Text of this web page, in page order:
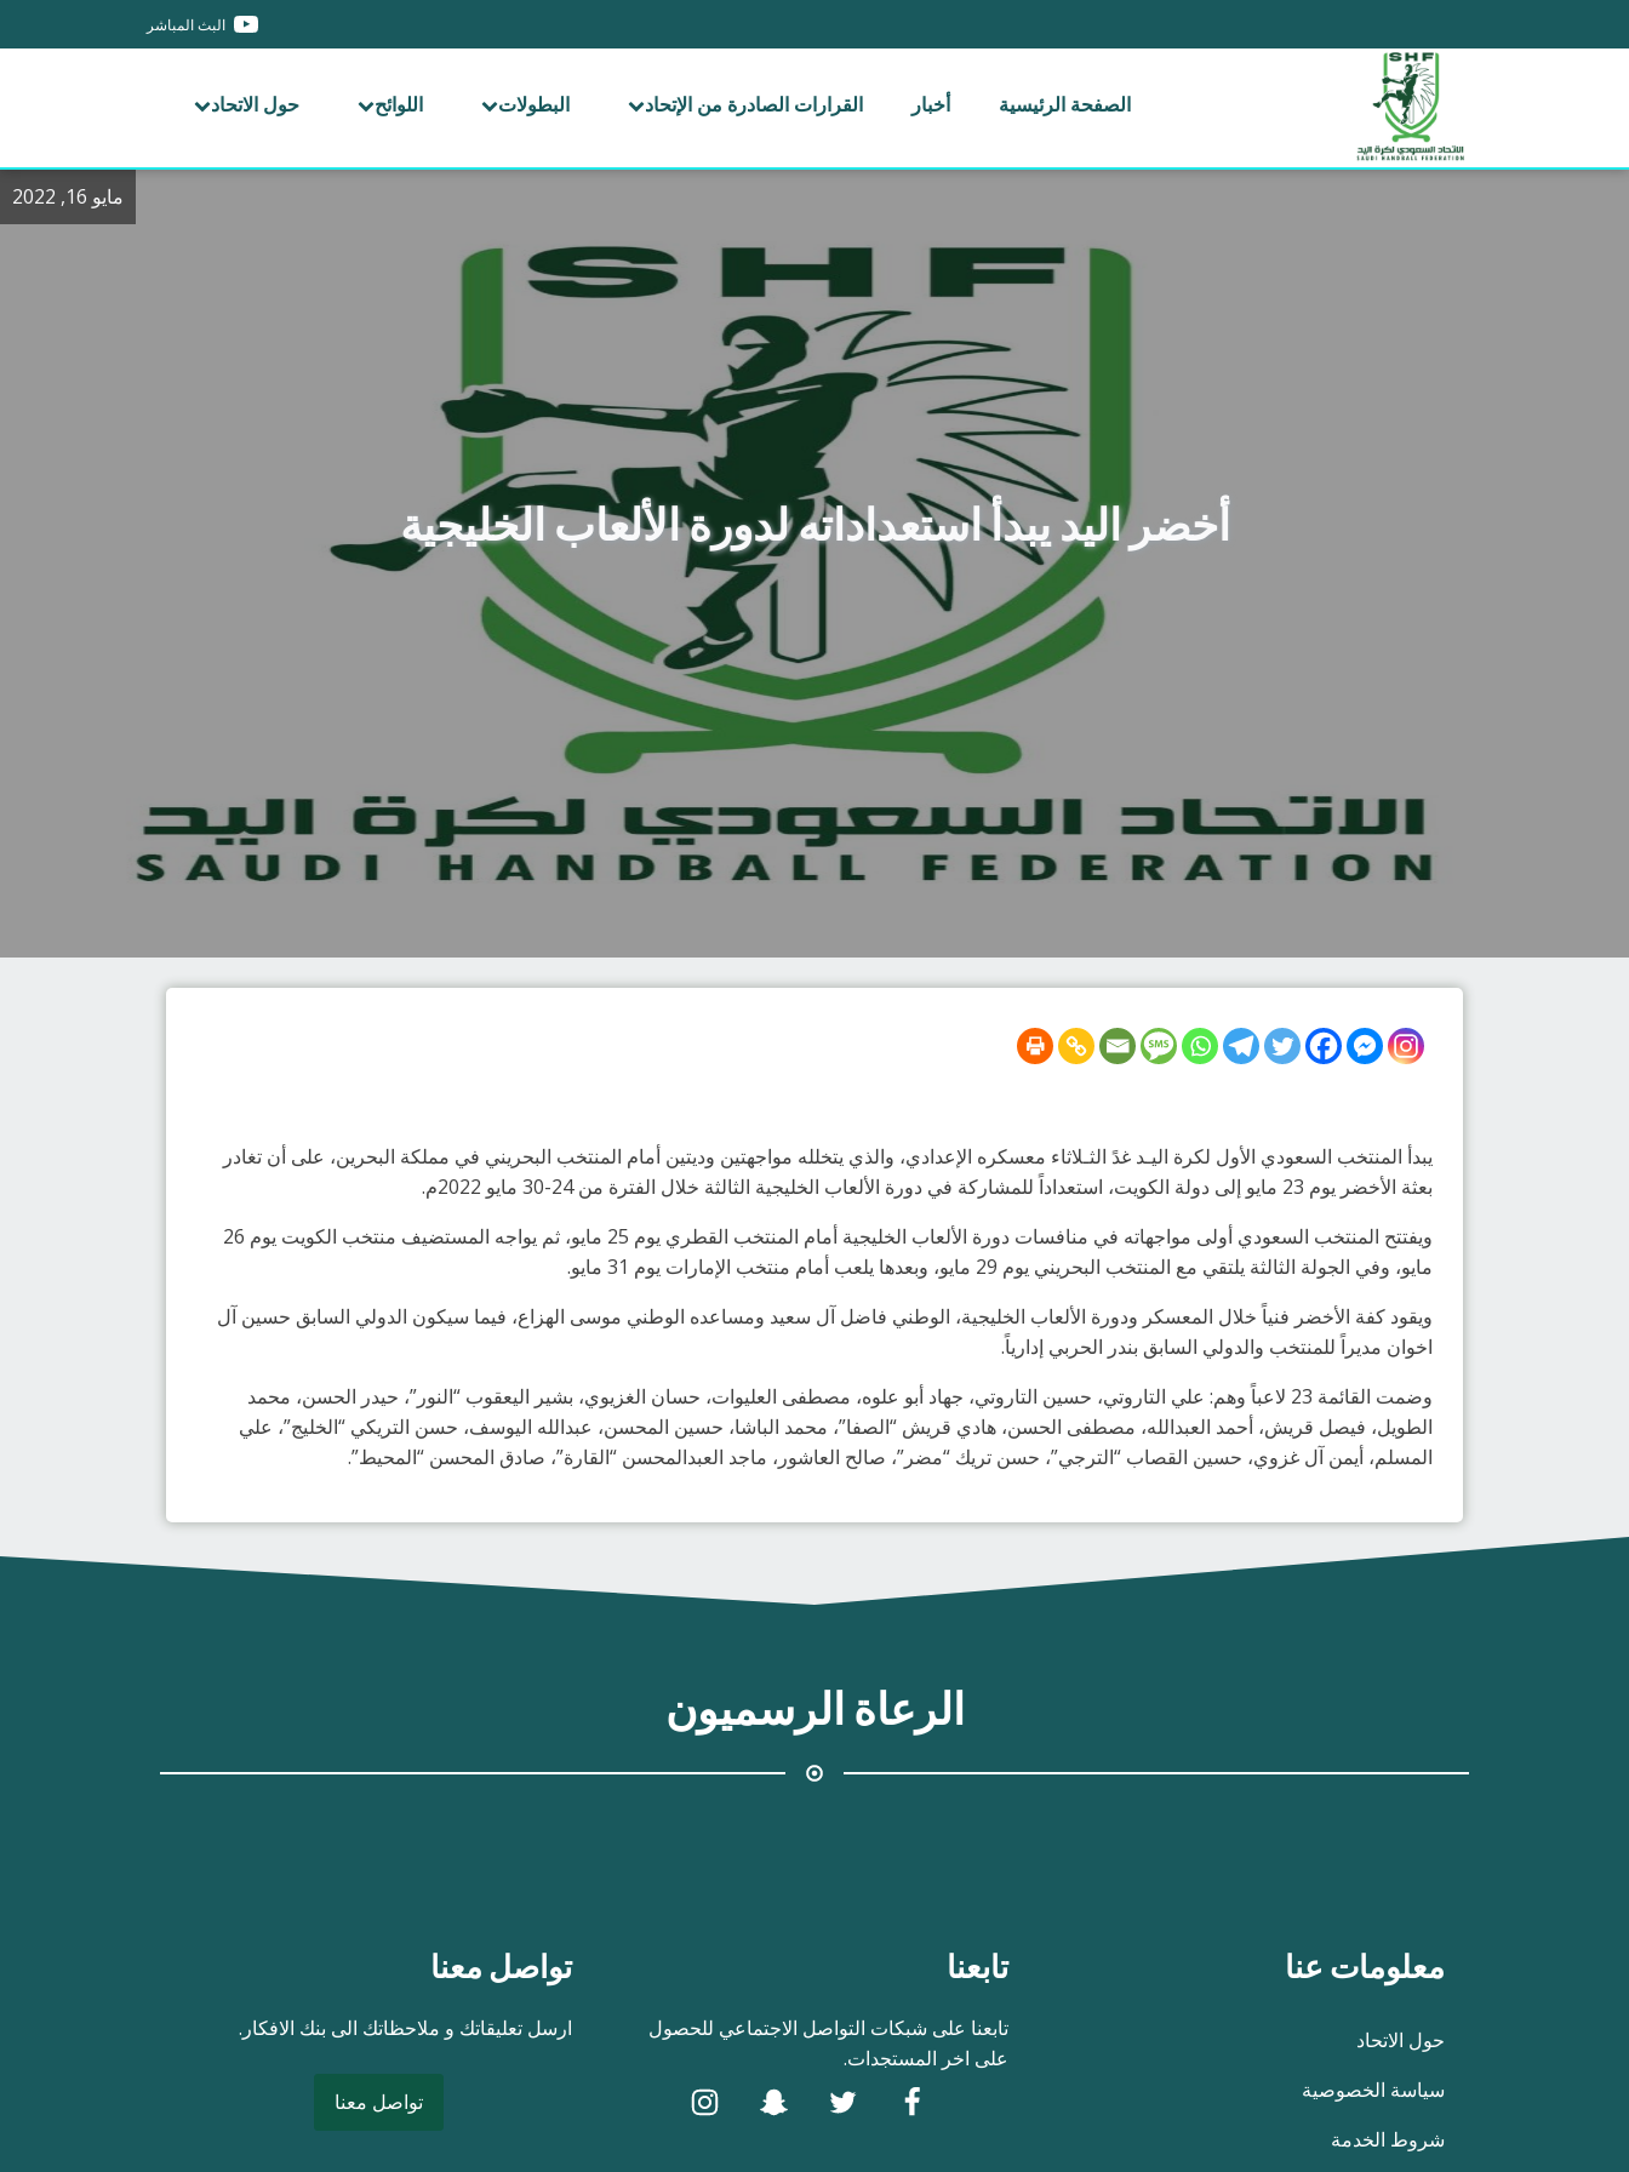
البث المباشر
الصفحة الرئيسية أخبار القرارات الصادرة من الإتحاد البطولات اللوائح حول الاتحاد
مايو 16, 2022
أخضر اليد يبدأ استعداداته لدورة الألعاب الخليجية
يبدأ المنتخب السعودي الأول لكرة اليـد غدً الثـلاثاء معسكره الإعدادي، والذي يتخلله مواجهتين وديتين أمام المنتخب البحريني في مملكة البحرين، على أن تغادر
بعثة الأخضر يوم 23 مايو إلى دولة الكويت، استعداداً للمشاركة في دورة الألعاب الخليجية الثالثة خلال الفترة من 24-30 مايو 2022م.
ويفتتح المنتخب السعودي أولى مواجهاته في منافسات دورة الألعاب الخليجية أمام المنتخب القطري يوم 25 مايو، ثم يواجه المستضيف منتخب الكويت يوم 26
مايو، وفي الجولة الثالثة يلتقي مع المنتخب البحريني يوم 29 مايو، وبعدها يلعب أمام منتخب الإمارات يوم 31 مايو.
ويقود كفة الأخضر فنياً خلال المعسكر ودورة الألعاب الخليجية، الوطني فاضل آل سعيد ومساعده الوطني موسى الهزاع، فيما سيكون الدولي السابق حسين آل
اخوان مديراً للمنتخب والدولي السابق بندر الحربي إدارياً.
وضمت القائمة 23 لاعباً وهم: علي التاروتي، حسين التاروتي، جهاد أبو علوه، مصطفى العليوات، حسان الغزيوي، بشير اليعقوب “النور”، حيدر الحسن، محمد
الطويل، فيصل قريش، أحمد العبدالله، مصطفى الحسن، هادي قريش “الصفا”، محمد الباشا، حسين المحسن، عبدالله اليوسف، حسن التريكي “الخليج”، علي
المسلم، أيمن آل غزوي، حسين القصاب “الترجي”، حسن تريك “مضر”، صالح العاشور، ماجد العبدالمحسن “القارة”، صادق المحسن “المحيط”.
الرعاة الرسميون
معلومات عنا
حول الاتحاد
سياسة الخصوصية
شروط الخدمة
تابعنا
تابعنا على شبكات التواصل الاجتماعي للحصول
على اخر المستجدات.
تواصل معنا
ارسل تعليقاتك و ملاحظاتك الى بنك الافكار.
تواصل معنا